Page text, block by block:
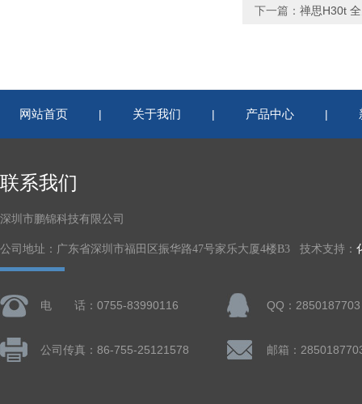
下一篇： 禅思H30t
网站首页 | 关于我们 | 产品中心 |
联系我们
深圳市鹏锦科技有限公司
公司地址：广东省深圳市福田区振华路47号家乐大厦4楼B3 技术支持：
电 话：0755-83990116 QQ：2850187703
公司传真：86-755-25121578 邮箱：